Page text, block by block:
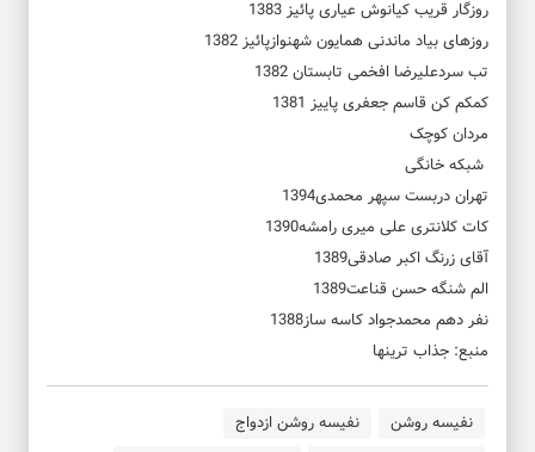
روزگار قریب کیانوش عیاری پائیز 1383
روزهای بیاد ماندنی همایون شهنوازپائیز 1382
تب سردعلیرضا افخمی تابستان 1382
کمکم کن قاسم جعفری پاییز 1381
مردان کوچک
شبکه خانگی
تهران دربست سپهر محمدی1394
کات کلانتری علی میری رامشه1390
آقای زرنگ اکبر صادقی1389
الم شنگه حسن قناعت1389
نفر دهم محمدجواد کاسه ساز1388
منبع: جذاب ترینها
نفیسه روشن
نفیسه روشن ازدواج